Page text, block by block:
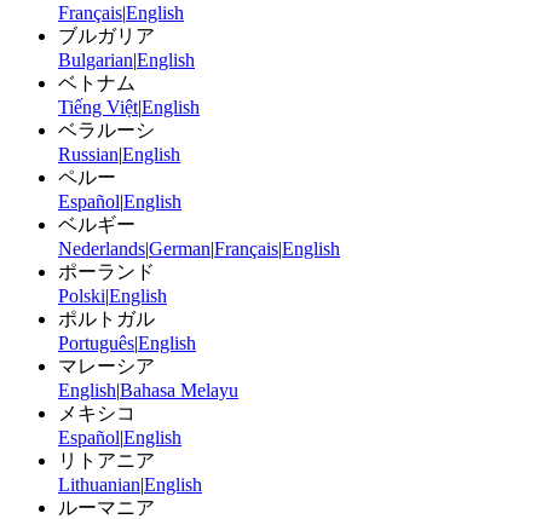
Français|English
ブルガリア
Bulgarian|English
ベトナム
Tiếng Việt|English
ベラルーシ
Russian|English
ペルー
Español|English
ベルギー
Nederlands|German|Français|English
ポーランド
Polski|English
ポルトガル
Português|English
マレーシア
English|Bahasa Melayu
メキシコ
Español|English
リトアニア
Lithuanian|English
ルーマニア